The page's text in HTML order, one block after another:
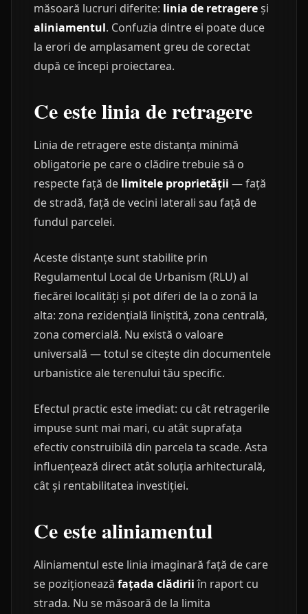
măsoară lucruri diferite: linia de retragereși
aliniamentul. Confuzia dintre ei poate duce
la erori de amplasament greu de corectat
după ce începi proiectarea.
Ce este linia de retragere
Linia de retragere este distanța minimă
obligatorie pe care o clădire trebuie să o
respecte față de limitele proprietății — față
de stradă, față de vecini laterali sau față de
fundul parcelei.
Aceste distanțe sunt stabilite prin
Regulamentul Local de Urbanism (RLU) al
fiecărei localități și pot diferi de la o zonă la
alta: zona rezidențială liniștită, zona centrală,
zona comercială. Nu există o valoare
universală — totul se citește din documentele
urbanistice ale terenului tău specific.
Efectul practic este imediat: cu cât retragerile
impuse sunt mai mari, cu atât suprafața
efectiv construibilă din parcela ta scade. Asta
influențează direct atât soluția arhitecturală,
cât și rentabilitatea investiției.
Ce este aliniamentul
Aliniamentul este linia imaginară față de care
se poziționează fațada clădiriiîn raport cu
strada. Nu se măsoară de la limita